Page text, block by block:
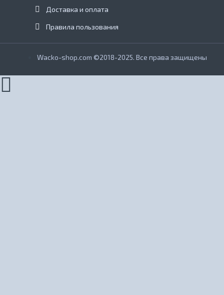
Доставка и оплата
Правила пользования
Wacko-shop.com ©2018-2025. Все права защищены